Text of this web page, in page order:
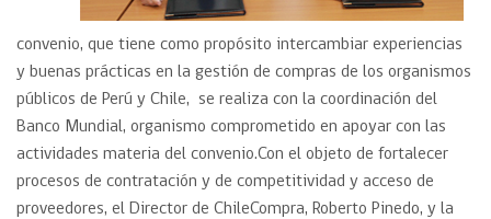
convenio, que tiene como propósito intercambiar experiencias
y buenas prácticas en la gestión de compras de los organismos
públicos de Perú y Chile, se realiza con la coordinación del
Banco Mundial, organismo comprometido en apoyar con las
actividades materia del convenio.Con el objeto de fortalecer
procesos de contratación y de competitividad y acceso de
proveedores, el Director de ChileCompra, Roberto Pinedo, y la